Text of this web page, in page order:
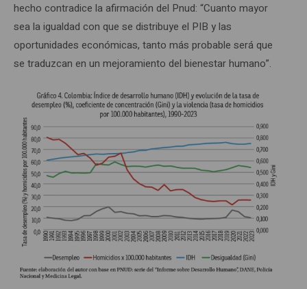
hecho contradice la afirmación del Pnud: “Cuanto mayor
sea la igualdad con que se distribuye el PIB y las
oportunidades económicas, tanto más probable será que
se traduzcan en un mejoramiento del bienestar humano”.